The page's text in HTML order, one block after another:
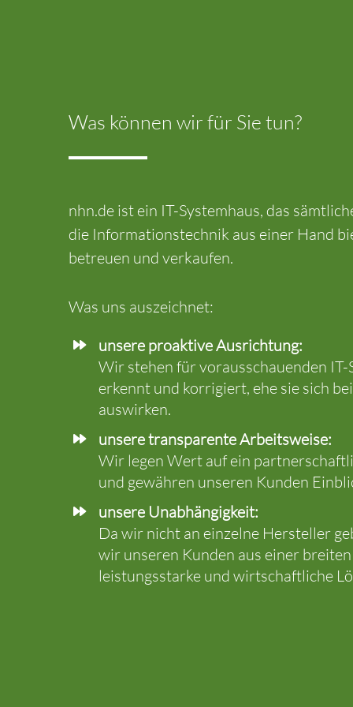
Was können wir für Sie tun?
nhn.de ist ein IT-Systemhaus, das
die Informationstechnik aus einer Hand
betreuen und verkaufen.
Was uns auszeichnet:
unsere proaktive Ausrichtung:
Wir stehen für vorausschauenden IT-
erkennt und korrigiert, ehe sie sich
auswirken.
unsere transparente Arbeitsweise:
Wir legen Wert auf ein
und gewähren unseren Kunden
unsere Unabhängigkeit:
Da wir nicht an einzelne Hersteller
wir unseren Kunden aus einer
leistungsstarke und wirtschaftliche